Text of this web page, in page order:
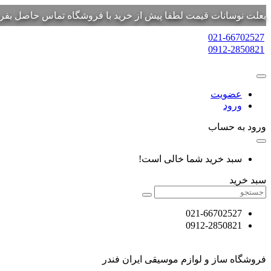
بعلت نوسانات قیمت لطفا پیش از خرید با فروشگاه تماس حاصل
021-66702527
0912-2850821
عضویت
ورود
ورود به حساب
سبد خرید شما خالی است!
سبد خرید
021-66702527
0912-2850821
فروشگاه ساز و لوازم موسیقی ایران فندر